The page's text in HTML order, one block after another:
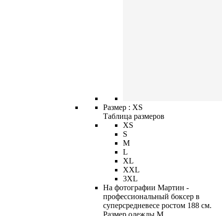
Размер : XS
Таблица размеров
XS
S
M
L
XL
XXL
3XL
На фотографии Мартин -
профессиональный боксер в
суперсредневесе ростом 188 см.
Размер одежды M.